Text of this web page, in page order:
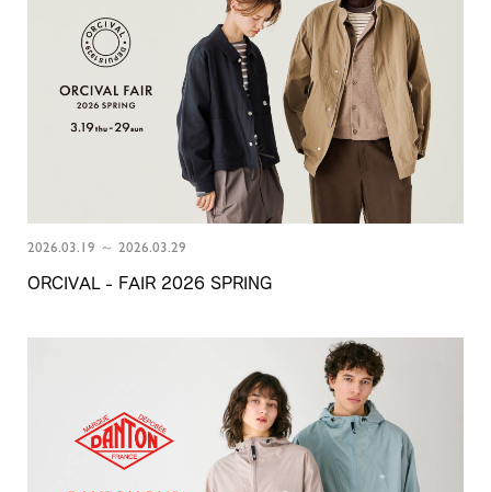
2026.03.19 ～ 2026.03.29
ORCIVAL - FAIR 2026 SPRING